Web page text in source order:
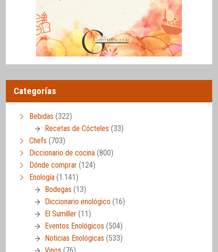
Categorías
Bebidas (322)
Recetas de Cócteles (33)
Chefs (703)
Diccionario de cocina (800)
Dónde comprar (124)
Enología (1.141)
Bodegas (13)
Diccionario enológico (16)
El Sumiller (11)
Eventos Enológicos (504)
Noticias Enológicas (533)
Vinos (76)